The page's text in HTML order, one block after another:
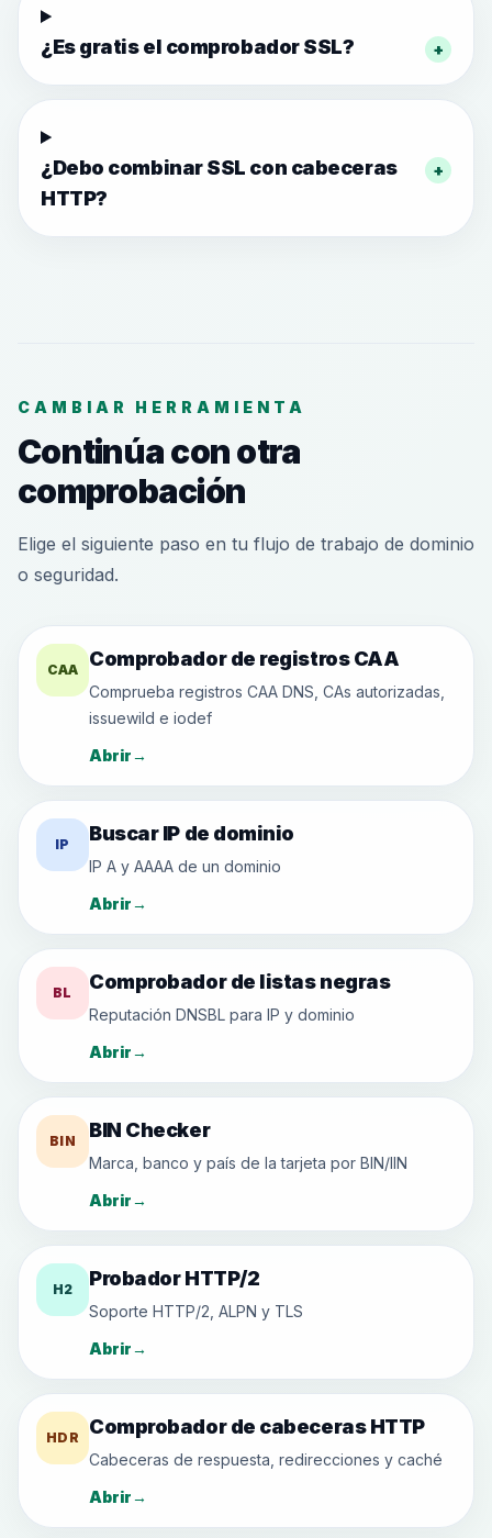
¿Es gratis el comprobador SSL? +
¿Debo combinar SSL con cabeceras
HTTP?
+
CAMBIAR HERRAMIENTA
Continúa con otra
comprobación
Elige el siguiente paso en tu flujo de trabajo de dominio
o seguridad.
CAA Comprobador de registros CAA
Comprueba registros CAA DNS, CAs autorizadas,
issuewild e iodef
Abrir→
IP Buscar IP de dominio
IP A y AAAA de un dominio
Abrir→
BL Comprobador de listas negras
Reputación DNSBL para IP y dominio
Abrir→
BIN BIN Checker
Marca, banco y país de la tarjeta por BIN/IIN
Abrir→
H2 Probador HTTP/2
Soporte HTTP/2, ALPN y TLS
Abrir→
HDR Comprobador de cabeceras HTTP
Cabeceras de respuesta, redirecciones y caché
Abrir→